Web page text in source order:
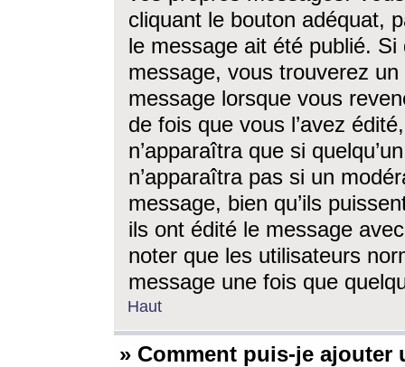
cliquant le bouton adéquat,
le message ait été publié. Si
message, vous trouverez
message lorsque vous
de fois que vous l’avez
n’apparaîtra que si
n’apparaîtra pas si un
message, bien qu’ils
ils ont édité le message
noter que les utilisateurs
message une fois que
Haut
» Comment puis-je ajouter